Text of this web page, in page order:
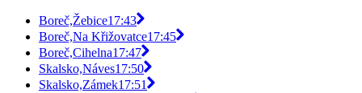
Boreč,Žebice17:43
Boreč,Na Křižovatce17:45
Boreč,Cihelna17:47
Skalsko,Náves17:50
Skalsko,Zámek17:51